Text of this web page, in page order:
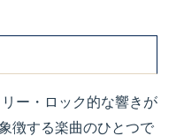
ー・ロック的な響きが
徴する楽曲のひとつで